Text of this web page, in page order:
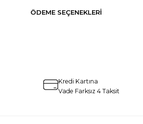
ÖDEME SEÇENEKLERI
Kredi Kartına
Vade Farksız 4 Taksit